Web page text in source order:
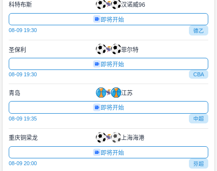
科特布斯 汉诺威96
即将开始
08-09 19:30 德乙
圣保利 菲尔特
即将开始
08-09 19:30 CBA
青岛 江苏
即将开始
08-09 19:35 中超
重庆铜梁龙 上海海港
即将开始
08-09 20:00 芬超